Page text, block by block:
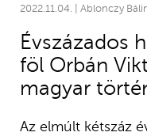
2022.11.04. | Ablonczy
Évszázados
föl Orbán
magyar
Az elmúlt kétszáz